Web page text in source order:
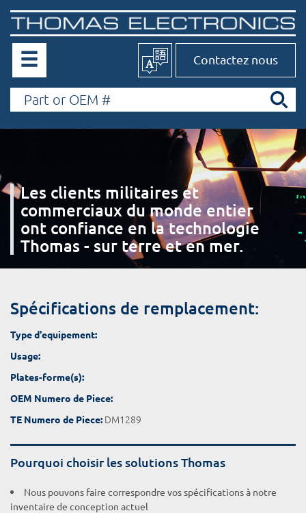
Contactez nous
Les clients militaires et
commerciaux du monde entier
ont confiance en la technologie
Thomas - sur terre et en mer.
Spécifications de remplacement:
Type d'equipement:
Usage:
Plates-forme(s):
OEM Numero de Piece:
TE Numero de Piece: DM1289
Pourquoi choisir les solutions Thomas
Nous pouvons faire correspondre vos spécifications à notre
inventaire de conception actuel